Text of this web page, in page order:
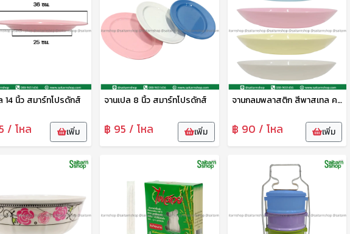
14 นิ้ว สมาร์ทโปรดักส์
/ โหล เพิ่ม
จานเปล 8 นิ้ว สมาร์ทโปรดักส์
฿ 95 / โหล เพิ่ม
จานกลมพลาสติก สีพาสเทล คละสี UT6702/1 UNT
฿ 90 / โหล เพิ่ม